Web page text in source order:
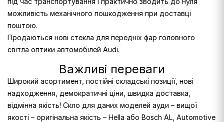
можливість механічного пошкодження при доставці
поштою.
Продаються нові стекла для передніх фар головного
світла оптики автомобілей Audi.
Важливі переваги
Широкий асортимент, постійні складські позиції, нові
надходження, демократичні ціни, швидка доставка,
відмінна якість! Скло для даних моделей ауди – вищої
якості – оригінальна якість – Hella або Bosch AL, Automotive